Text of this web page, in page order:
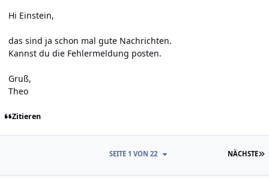
Hi Einstein,
das sind ja schon mal gute Nachrichten.
Kannst du die Fehlermeldung posten.
Gruß,
Theo
Zitieren
NÄCHSTE
SEITE 1 VON 22